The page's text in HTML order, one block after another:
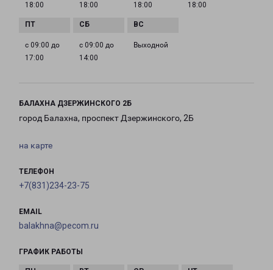
18:00
18:00
18:00
18:00
с 09:00 до
17:00
с 09:00 до
14:00
Выходной
БАЛАХНА ДЗЕРЖИНСКОГО 2Б
город Балахна, проспект Дзержинского, 2Б
на карте
ТЕЛЕФОН
+7(831)234-23-75
EMAIL
balakhna@pecom.ru
ГРАФИК РАБОТЫ